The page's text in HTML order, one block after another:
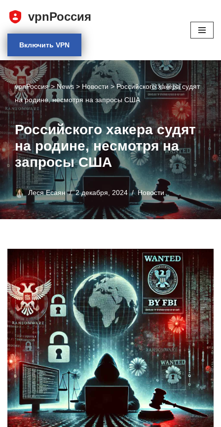
vpnРоссия
Включить VPN
vpnРоссия> News > Новости>Российского хакера судят
на родине, несмотря на запросы США
Российского хакера судят
на родине, несмотря на
запросы США
Леся Есаян 2 декабря, 2024 Новости